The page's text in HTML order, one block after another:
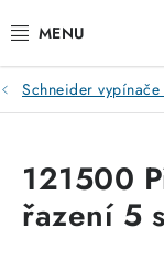
na
obsah
Reklamace /
Kontakty
Schneider vypínače
121500
řazení 5